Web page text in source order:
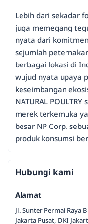
Lebih dari sekadar
juga memegang
nyata dari
sejumlah
berbagai lokasi di
wujud nyata upaya
keseimbangan
NATURAL
merek terkemuka
besar NP Corp,
produk konsumsi
Hubungi kami
Alamat
Jl. Sunter Permai Raya
Jakarta Pusat, DKI